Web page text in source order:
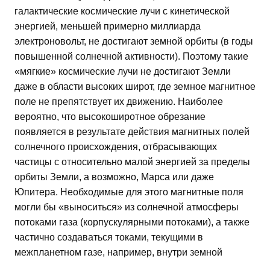
галактические космические лучи с кинетической
энергией, меньшей примерно миллиарда
электроновольт, не достигают земной орбиты (в годы
повышенной солнечной активности). Поэтому такие
«мягкие» космические лучи не достигают Земли
даже в области высоких широт, где земное магнитное
поле не препятствует их движению. Наиболее
вероятно, что высокоширотное обрезание
появляется в результате действия магнитных полей
солнечного происхождения, отбрасывающих
частицы с относительно малой энергией за пределы
орбиты Земли, а возможно, Марса или даже
Юпитера. Необходимые для этого магнитные поля
могли бы «выноситься» из солнечной атмосферы
потоками газа (корпускулярными потоками), а также
частично создаваться токами, текущими в
межпланетном газе, например, внутри земной